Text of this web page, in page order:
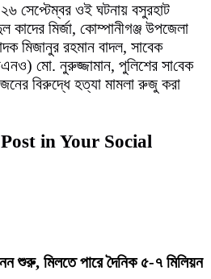
২৬ সেপ্টেম্বর ওই ঘটনায় বসুরহাট
মির্জা, কোম্পানীগঞ্জ উপজেলা
মিজানুর রহমান বাদল, সাবেক
মো. নুরুজ্জামান, পুলিশের সাবেক
বিরুদ্ধে হত্যা মামলা রুজু করা
in Your Social
শুরু, মিলতে পারে দৈনিক ৫-৭ মিলিয়ন